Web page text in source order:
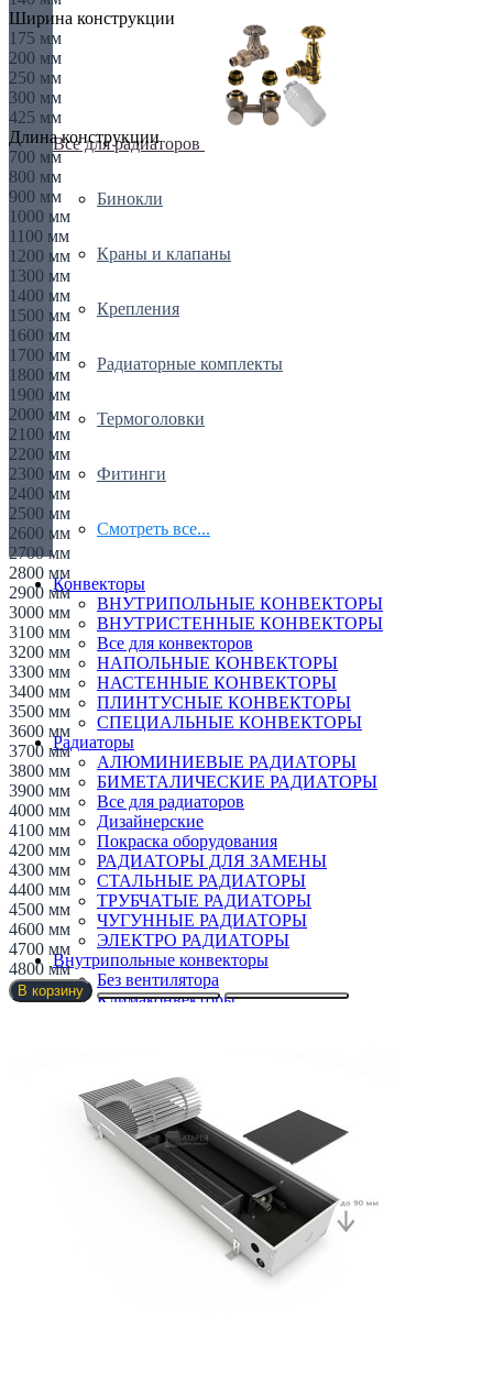
Все для радиаторов
Бинокли
Краны и клапаны
Крепления
Радиаторные комплекты
Термоголовки
Фитинги
Смотреть все...
Конвекторы
ВНУТРИПОЛЬНЫЕ КОНВЕКТОРЫ
ВНУТРИСТЕННЫЕ КОНВЕКТОРЫ
Все для конвекторов
НАПОЛЬНЫЕ КОНВЕКТОРЫ
НАСТЕННЫЕ КОНВЕКТОРЫ
ПЛИНТУСНЫЕ КОНВЕКТОРЫ
СПЕЦИАЛЬНЫЕ КОНВЕКТОРЫ
Радиаторы
АЛЮМИНИЕВЫЕ РАДИАТОРЫ
БИМЕТАЛИЧЕСКИЕ РАДИАТОРЫ
Все для радиаторов
Дизайнерские
Покраска оборудования
РАДИАТОРЫ ДЛЯ ЗАМЕНЫ
СТАЛЬНЫЕ РАДИАТОРЫ
ТРУБЧАТЫЕ РАДИАТОРЫ
ЧУГУННЫЕ РАДИАТОРЫ
ЭЛЕКТРО РАДИАТОРЫ
Внутрипольные конвекторы
Без вентилятора
Климаконвекторы
Радиусные/Угловые
С вентилятором
С дренажем
С притоком воздуха
Самые мощные
Узкие (200 мм)
Электрические
Дизайнерские радиаторы
Ширина конструкции
175 мм
200 мм
250 мм
300 мм
425 мм
Длина конструкции
700 мм
800 мм
900 мм
1000 мм
1100 мм
1200 мм
1300 мм
1400 мм
1500 мм
1600 мм
1700 мм
1800 мм
1900 мм
2000 мм
2100 мм
2200 мм
2300 мм
2400 мм
2500 мм
2600 мм
2700 мм
2800 мм
2900 мм
3000 мм
3100 мм
3200 мм
3300 мм
3400 мм
3500 мм
3600 мм
3700 мм
3800 мм
3900 мм
4000 мм
4100 мм
4200 мм
4300 мм
4400 мм
4500 мм
4600 мм
4700 мм
4800 мм
В корзину